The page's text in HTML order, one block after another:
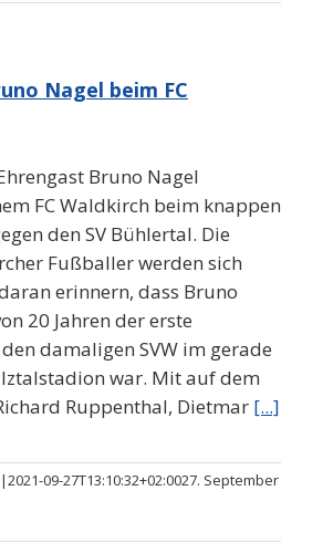
Nagel beim FC
Bruno Nagel
FC Waldkirch beim knappen
den SV Bühlertal. Die
Fußballer werden sich
erinnern, dass Bruno
20 Jahren der erste
damaligen SVW im gerade
war. Mit auf dem
Ruppenthal, Dietmar [...]
|2021-09-27T13:10:32+02:0027. September